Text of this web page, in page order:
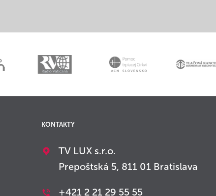
KONTAKTY
TV LUX s.r.o.
Prepoštská 5, 811 01 Bratislava
+421 2 21 29 55 55